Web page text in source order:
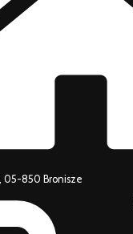
05-850 Bronisze